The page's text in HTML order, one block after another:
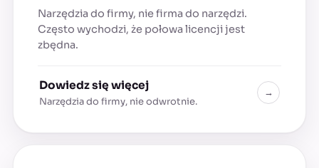
Narzędzia do firmy, nie firma do narzędzi.
Często wychodzi, że połowa licencji jest
zbędna.
Dowiedz się więcej
Narzędzia do firmy, nie odwrotnie.
→